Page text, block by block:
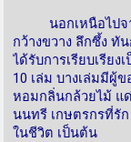
นอกเหนือไปจาก
กว้างขวาง ลึกซึ้ง ทั
ได้รับการเรียบเรีย
10 เล่ม บางเล่มมีผู้
หอมกลิ่นกล้วยไม้
นนทรี เกษตรกรที่รั
ในชีวิต เป็นต้น